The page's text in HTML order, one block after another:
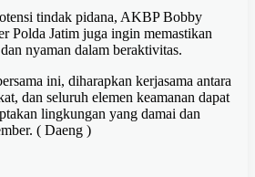
tindak pidana, AKBP Bobby
Polda Jatim juga ingin memastikan
nyaman dalam beraktivitas.
ini, diharapkan kerjasama antara
dan seluruh elemen keamanan dapat
lingkungan yang damai dan
( Daeng )